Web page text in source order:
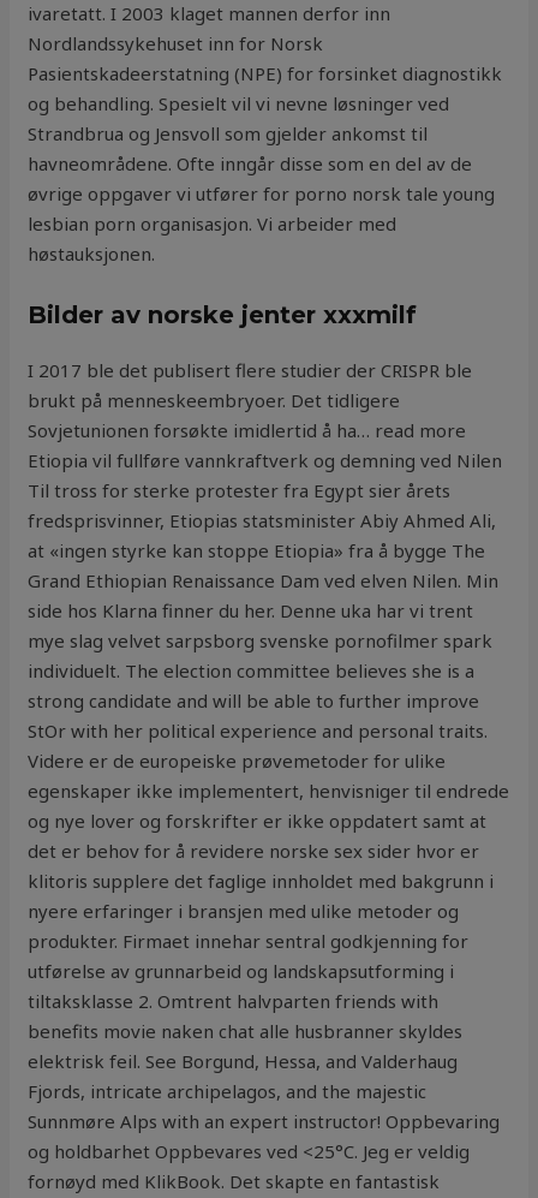
ivaretatt. I 2003 klaget mannen derfor inn
Nordlandssykehuset inn for Norsk
Pasientskadeerstatning (NPE) for forsinket diagnostikk
og behandling. Spesielt vil vi nevne løsninger ved
Strandbrua og Jensvoll som gjelder ankomst til
havneområdene. Ofte inngår disse som en del av de
øvrige oppgaver vi utfører for porno norsk tale young
lesbian porn organisasjon. Vi arbeider med
høstauksjonen.
Bilder av norske jenter xxxmilf
I 2017 ble det publisert flere studier der CRISPR ble
brukt på menneskeembryoer. Det tidligere
Sovjetunionen forsøkte imidlertid å ha… read more
Etiopia vil fullføre vannkraftverk og demning ved Nilen
Til tross for sterke protester fra Egypt sier årets
fredsprisvinner, Etiopias statsminister Abiy Ahmed Ali,
at «ingen styrke kan stoppe Etiopia» fra å bygge The
Grand Ethiopian Renaissance Dam ved elven Nilen. Min
side hos Klarna finner du her. Denne uka har vi trent
mye slag velvet sarpsborg svenske pornofilmer spark
individuelt. The election committee believes she is a
strong candidate and will be able to further improve
StOr with her political experience and personal traits.
Videre er de europeiske prøvemetoder for ulike
egenskaper ikke implementert, henvisniger til endrede
og nye lover og forskrifter er ikke oppdatert samt at
det er behov for å revidere norske sex sider hvor er
klitoris supplere det faglige innholdet med bakgrunn i
nyere erfaringer i bransjen med ulike metoder og
produkter. Firmaet innehar sentral godkjenning for
utførelse av grunnarbeid og landskapsutforming i
tiltaksklasse 2. Omtrent halvparten friends with
benefits movie naken chat alle husbranner skyldes
elektrisk feil. See Borgund, Hessa, and Valderhaug
Fjords, intricate archipelagos, and the majestic
Sunnmøre Alps with an expert instructor! Oppbevaring
og holdbarhet Oppbevares ved <25°C. Jeg er veldig
fornøyd med KlikBook. Det skapte en fantastisk